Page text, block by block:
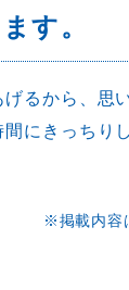
す。
るから、思
にきっちり
※掲載内容